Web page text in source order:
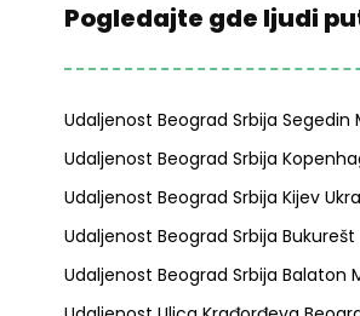
Pogledajte gde ljudi
Udaljenost Beograd Srbija Segedin
Udaljenost Beograd Srbija
Udaljenost Beograd Srbija Kijev
Udaljenost Beograd Srbija Bukurešt
Udaljenost Beograd Srbija Balaton